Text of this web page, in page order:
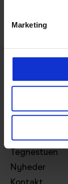
Marketing
Ydelser
Tegnestuen
Nyheder